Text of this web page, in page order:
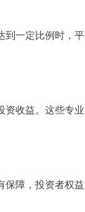
到一定比例时，平
资收益。这些专业
保障，投资者权益